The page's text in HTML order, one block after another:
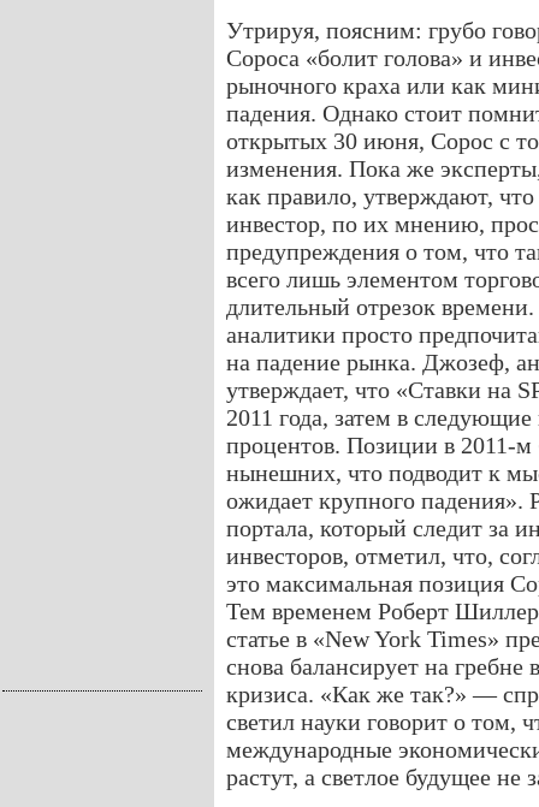
Утрируя, поясним: грубо
Сороса «болит голова» и
рыночного краха или как
падения. Однако стоит
открытых 30 июня, Сорос с
изменения. Пока же
как правило, утверждают,
инвестор, по их мнению,
предупреждения о том, что
всего лишь элементом
длительный отрезок
аналитики просто
на падение рынка. Джозеф,
утверждает, что «Ставки на
2011 года, затем в
процентов. Позиции в 2011-
нынешних, что подводит к
ожидает крупного
портала, который следит за
инвесторов, отметил, что,
это максимальная позиция
Тем временем Роберт
статье в «New York Times»
снова балансирует на
кризиса. «Как же так?» —
светил науки говорит о том,
международные
растут, а светлое будущее не